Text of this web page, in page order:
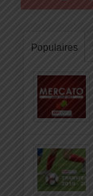
Populaires